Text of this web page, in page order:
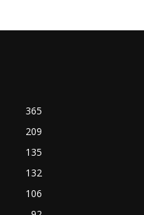
365
209
135
132
106